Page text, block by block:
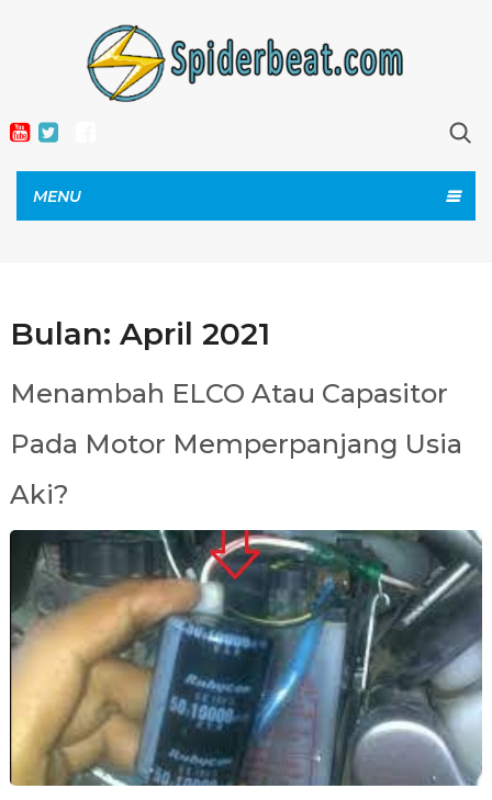
MENU
Bulan: April 2021
Menambah ELCO Atau Capasitor
Pada Motor Memperpanjang Usia
Aki?